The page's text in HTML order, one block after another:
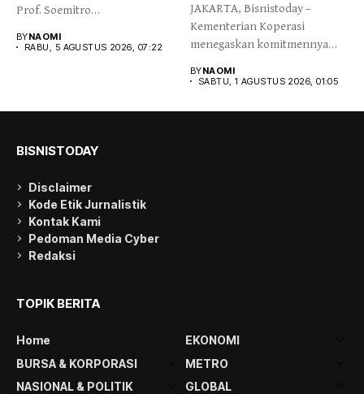
Prof. Soemitro
menegaskan kemerdekaan...
BYNAOMI
RABU, 5 AGUSTUS 2026, 07:22
JAKARTA, Bisnistoday –
Kementerian Koperasi
menegaskan komitmennya
kepercayaan publik...
BYNAOMI
SABTU, 1 AGUSTUS 2026, 01:05
BISNISTODAY
Disclaimer
Kode Etik Jurnalistik
Kontak Kami
Pedoman Media Cyber
Redaksi
TOPIK BERITA
Home
EKONOMI
BURSA & KORPORASI
METRO
NASIONAL & POLITIK
GLOBAL